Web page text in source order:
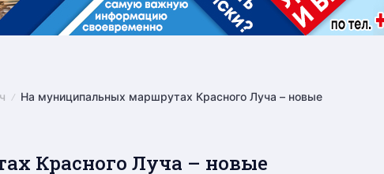
На муниципальных маршрутах Красного Луча – новые
Красного Луча – новые